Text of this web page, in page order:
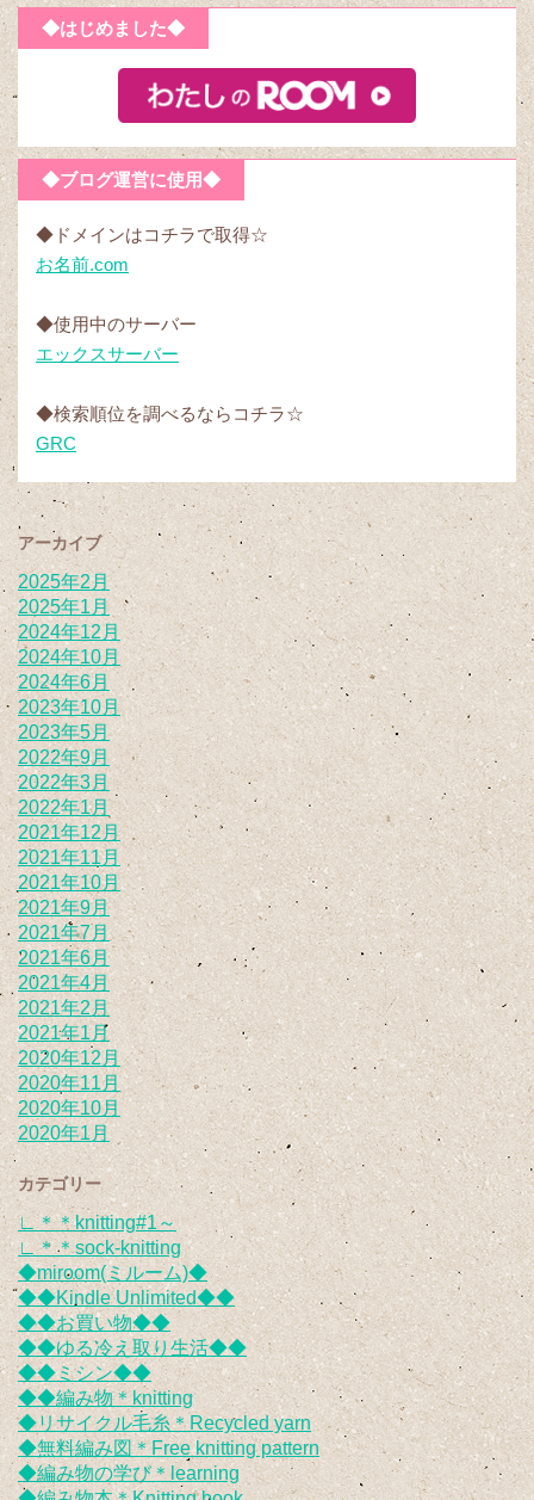
◆はじめました◆
◆ブログ運営に使用◆
◆ドメインはコチラで取得☆
お名前.com
◆使用中のサーバー
エックスサーバー
◆検索順位を調べるならコチラ☆
GRC
アーカイブ
2025年2月
2025年1月
2024年12月
2024年10月
2024年6月
2023年10月
2023年5月
2022年9月
2022年3月
2022年1月
2021年12月
2021年11月
2021年10月
2021年9月
2021年7月
2021年6月
2021年4月
2021年2月
2021年1月
2020年12月
2020年11月
2020年10月
2020年1月
カテゴリー
∟＊＊knitting#1～
∟＊＊sock-knitting
◆miroom(ミルーム)◆
◆◆Kindle Unlimited◆◆
◆◆お買い物◆◆
◆◆ゆる冷え取り生活◆◆
◆◆ミシン◆◆
◆◆編み物＊knitting
◆リサイクル毛糸＊Recycled yarn
◆無料編み図＊Free knitting pattern
◆編み物の学び＊learning